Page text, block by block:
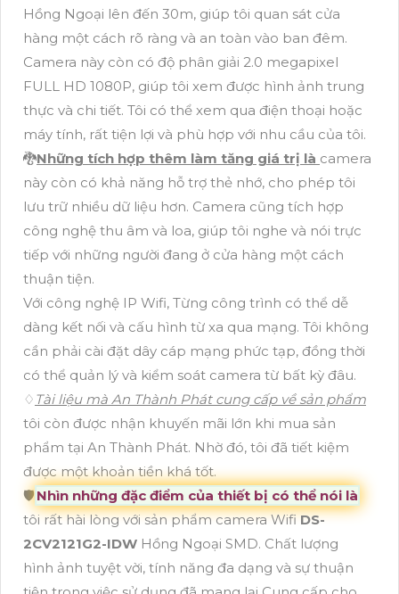
Hồng Ngoại lên đến 30m, giúp tôi quan sát cửa
hàng một cách rõ ràng và an toàn vào ban đêm.
Camera này còn có độ phân giải 2.0 megapixel
FULL HD 1080P, giúp tôi xem được hình ảnh trung
thực và chi tiết. Tôi có thể xem qua điện thoại hoặc
máy tính, rất tiện lợi và phù hợp với nhu cầu của tôi.
🐉️Những tích hợp thêm làm tăng giá trị là camera
này còn có khả năng hỗ trợ thẻ nhớ, cho phép tôi
lưu trữ nhiều dữ liệu hơn. Camera cũng tích hợp
công nghệ thu âm và loa, giúp tôi nghe và nói trực
tiếp với những người đang ở cửa hàng một cách
thuận tiện.
Với công nghệ IP Wifi, Từng công trình có thể dễ
dàng kết nối và cấu hình từ xa qua mạng. Tôi không
cần phải cài đặt dây cáp mạng phức tạp, đồng thời
có thể quản lý và kiểm soát camera từ bất kỳ đâu.
♢ Tài liệu mà An Thành Phát cung cấp về sản phẩm
tôi còn được nhận khuyến mãi lớn khi mua sản
phẩm tại An Thành Phát. Nhờ đó, tôi đã tiết kiệm
được một khoản tiền khá tốt.
🛡 Nhìn những đặc điểm của thiết bị có thể nói là
tôi rất hài lòng với sản phẩm camera WifiDS-
2CV2121G2-IDW Hồng Ngoại SMD. Chất lượng
hình ảnh tuyệt vời, tính năng đa dạng và sự thuận